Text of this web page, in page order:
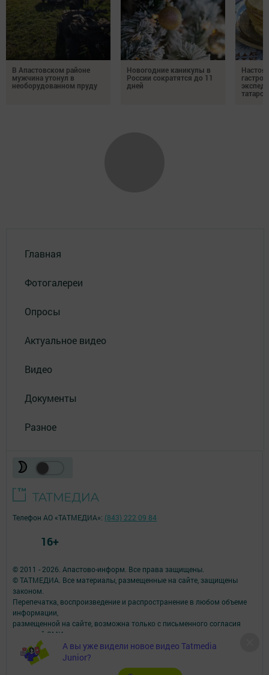
В Апастовском районе
мужчина утонул в
необорудованном пруду
Новогодние каникулы в
России сократятся до 11
дней
Главная
Фотогалереи
Опросы
Актуальное видео
Видео
Документы
Разное
А вы уже видели новое видео Tatmedia
Junior?
© 2011 - 2026. Апастово-информ. Все права защищены.
© ТАТМЕДИА. Все материалы, размещенные на сайте, защищены
законом.
Перепечатка, воспроизведение и распространение в любом объеме
информации,
размещенной на сайте, возможна только с письменного согласия
редакций СМИ.
При поддержке Республиканского агентства по печати и массовым
коммуникациям.
Наименование СМИ: Апастово-информ
Телефон АО «ТАТМЕДИА»: (843) 222 09 84
16+